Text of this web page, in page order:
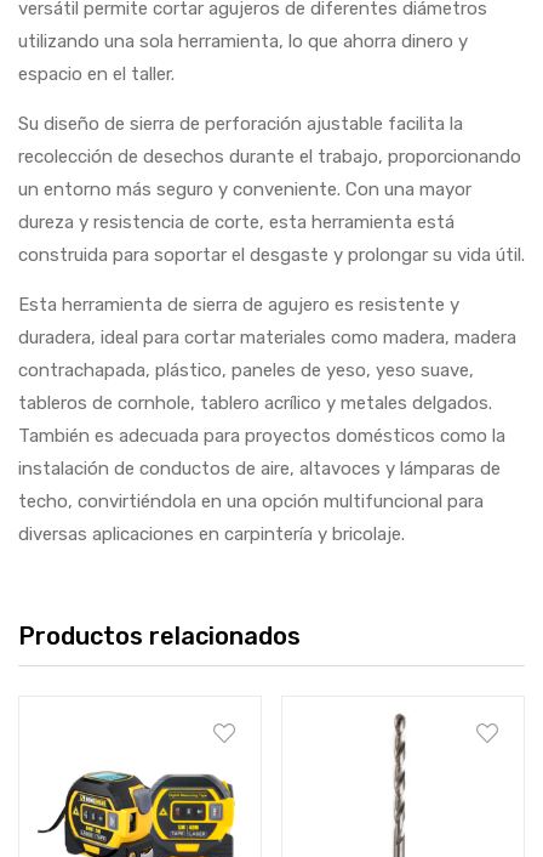
versátil permite cortar agujeros de diferentes diámetros
utilizando una sola herramienta, lo que ahorra dinero y
espacio en el taller.
Su diseño de sierra de perforación ajustable facilita la
recolección de desechos durante el trabajo, proporcionando
un entorno más seguro y conveniente. Con una mayor
dureza y resistencia de corte, esta herramienta está
construida para soportar el desgaste y prolongar su vida útil.
Esta herramienta de sierra de agujero es resistente y
duradera, ideal para cortar materiales como madera, madera
contrachapada, plástico, paneles de yeso, yeso suave,
tableros de cornhole, tablero acrílico y metales delgados.
También es adecuada para proyectos domésticos como la
instalación de conductos de aire, altavoces y lámparas de
techo, convirtiéndola en una opción multifuncional para
diversas aplicaciones en carpintería y bricolaje.
Productos relacionados